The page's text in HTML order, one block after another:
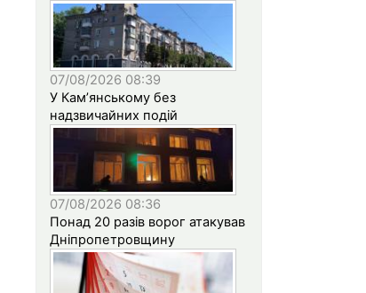
07/08/2026 08:39
У Кам’янському без
надзвичайних подій
07/08/2026 08:36
Понад 20 разів ворог атакував
Дніпропетровщину